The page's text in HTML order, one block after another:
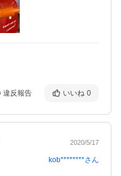
違反報告 いいね 0
2020/5/17
kob********さん